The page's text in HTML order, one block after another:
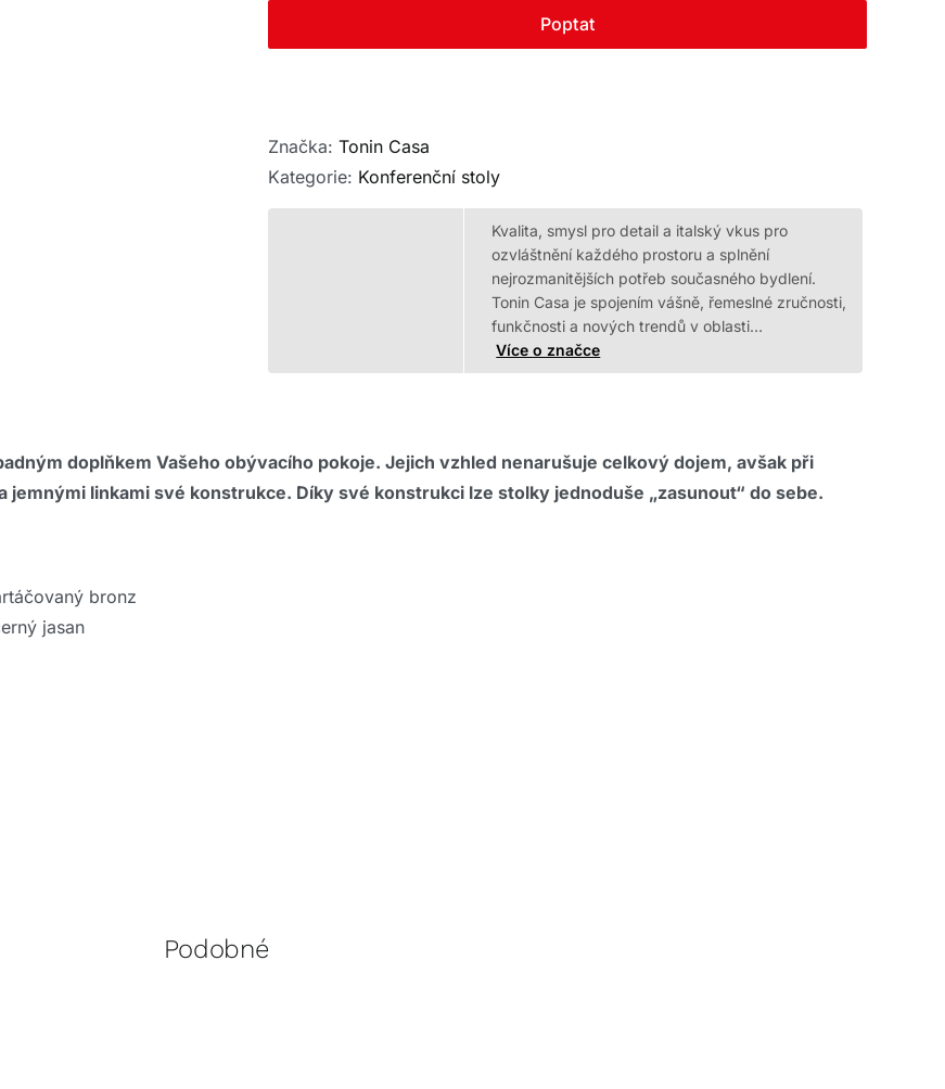
Poptat
Značka: Tonin Casa
Kategorie: Konferenční stoly
Kvalita, smysl pro detail a italský vkus pro
ozvláštnění každého prostoru a splnění
nejrozmanitějších potřeb současného bydlení.
Tonin Casa je spojením vášně, řemeslné zručnosti,
funkčnosti a nových trendů v oblasti…
Více o značce
doplňkem Vašeho obývacího pokoje. Jejich vzhled nenarušuje celkový dojem, avšak při
linkami své konstrukce. Díky své konstrukci lze stolky jednoduše „zasunout“ do sebe.
bronz
jasan
Podobné